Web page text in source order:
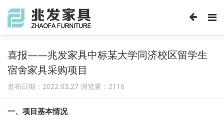
喜报——兆发家具中标某大学同济校区留学生
宿舍家具采购项目
发布日期：2022.03.27 浏览量： 2116
一、项目基本情况